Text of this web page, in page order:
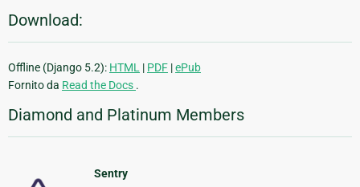
Download:
Offline (Django 5.2): HTML | PDF |ePub
Fornito da Read the Docs .
Diamond and Platinum Members
Sentry